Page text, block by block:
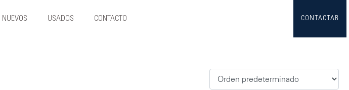
NUEVOS USADOS CONTACTO CONTACTAR